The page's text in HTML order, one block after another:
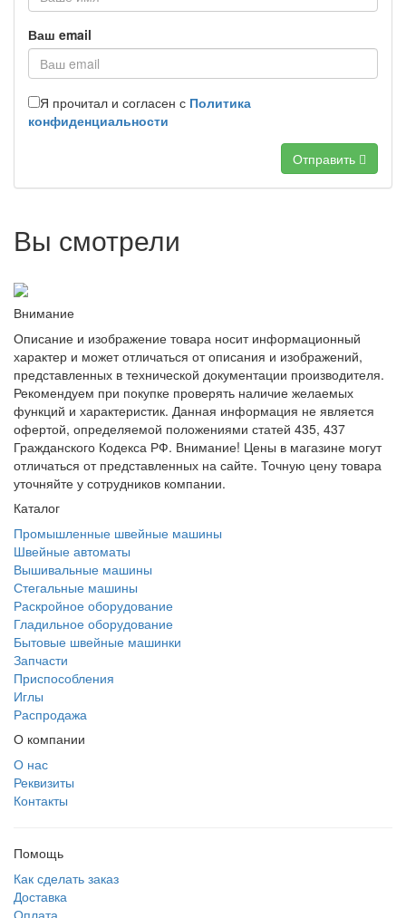
Ваш email
Я прочитал и согласен с Политика
конфиденциальности
Отправить
Вы смотрели
Внимание
Описание и изображение товара носит информационный
характер и может отличаться от описания и изображений,
представленных в технической документации производителя.
Рекомендуем при покупке проверять наличие желаемых
функций и характеристик. Данная информация не является
офертой, определяемой положениями статей 435, 437
Гражданского Кодекса РФ. Внимание! Цены в магазине могут
отличаться от представленных на сайте. Точную цену товара
уточняйте у сотрудников компании.
Каталог
Промышленные швейные машины
Швейные автоматы
Вышивальные машины
Стегальные машины
Раскройное оборудование
Гладильное оборудование
Бытовые швейные машинки
Запчасти
Приспособления
Иглы
Распродажа
О компании
О нас
Реквизиты
Контакты
Помощь
Как сделать заказ
Доставка